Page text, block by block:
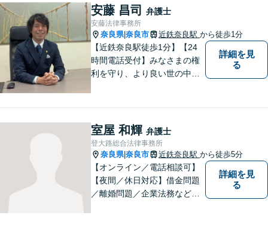
発生前のご相談も受け付けて
おります。【電話相談可】
安藤 昌司 弁護士
安藤法律事務所
奈良県|奈良市 近鉄奈良駅 から徒歩1分
【近鉄奈良駅徒歩1分】【24
時間電話受付】みなさまの権
利を守り、より良い世の中に
ています。法律トラブルでお
悩みごとがありましたら、お
気軽にご相談ください。
詳細を見
る
室屋 和輝 弁護士
登大路総合法律事務所
奈良県|奈良市 近鉄奈良駅 から徒歩5分
【オンライン／電話相談可】
【夜間／休日対応】借金問題
／離婚問題／企業法務など幅
詳細を見
る